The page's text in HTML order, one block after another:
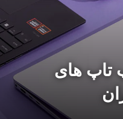
لپ تاپ های